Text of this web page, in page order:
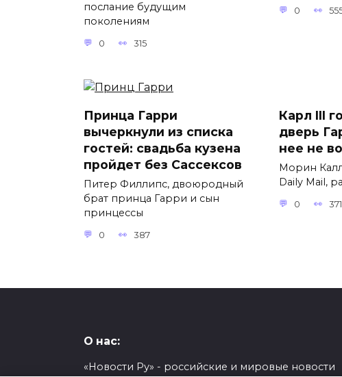
послание будущим
поколениям
0 315
0
Принца Гарри
вычеркнули из списка
гостей: свадьба кузена
пройдет без Сассексов
Питер Филлипс, двоюродный
брат принца Гарри и сын
принцессы
0 387
Карл III
дверь
нее не
Морин
Daily Mail,
0 371
О нас:
«Новости Ру» - российские и мировые новости